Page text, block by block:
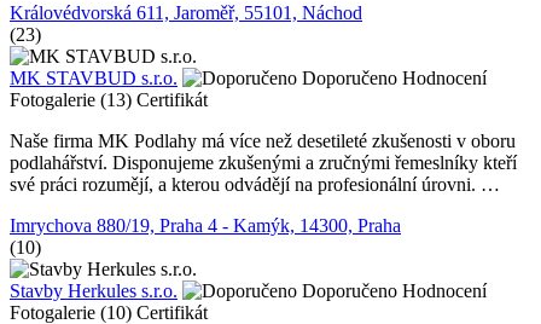
Královédvorská 611, Jaroměř, 55101, Náchod
(23)
MK STAVBUD s.r.o. Doporučeno Hodnocení
Fotogalerie (13) Certifikát
Naše firma MK Podlahy má více než desetileté zkušenosti v oboru
podlahářství. Disponujeme zkušenými a zručnými řemeslníky kteří
své práci rozumějí, a kterou odvádějí na profesionální úrovni. …
Imrychova 880/19, Praha 4 - Kamýk, 14300, Praha
(10)
Stavby Herkules s.r.o. Doporučeno Hodnocení
Fotogalerie (10) Certifikát